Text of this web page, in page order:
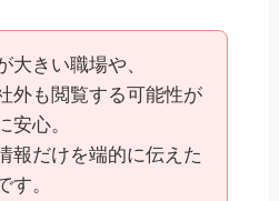
大きい職場や、
外も閲覧する可能性が
安心。
報だけを端的に伝えた
す。